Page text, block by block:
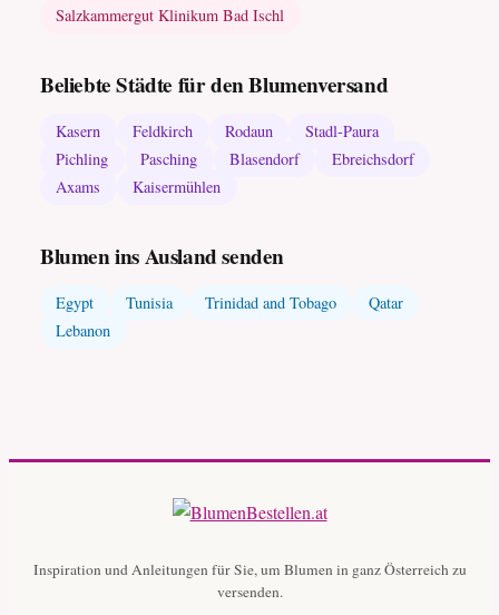
Salzkammergut Klinikum Bad Ischl
Beliebte Städte für den Blumenversand
Kasern Feldkirch Rodaun
Stadl-Paura
Pichling
Pasching Blasendorf
Ebreichsdorf
Axams
Kaisermühlen
Blumen ins Ausland senden
Egypt Tunisia Trinidad and Tobago
Qatar
Lebanon
Inspiration und Anleitungen für Sie, um Blumen in ganz Österreich zu
versenden.